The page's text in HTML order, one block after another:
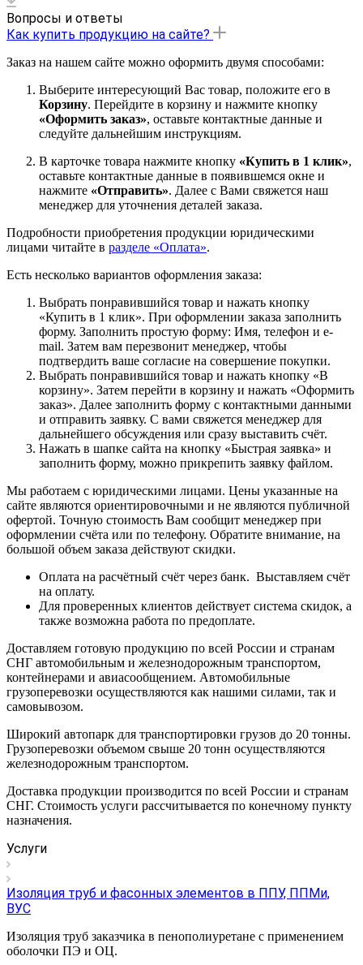
Вопросы и ответы
Как купить продукцию на сайте?
Заказ на нашем сайте можно оформить двумя способами:
Выберите интересующий Вас товар, положите его в
Корзину. Перейдите в корзину и нажмите кнопку
«Оформить заказ», оставьте контактные данные и
следуйте дальнейшим инструкциям.
В карточке товара нажмите кнопку «Купить в 1 клик»,
оставьте контактные данные в появившемся окне и
нажмите «Отправить». Далее с Вами свяжется наш
менеджер для уточнения деталей заказа.
Подробности приобретения продукции юридическими
лицами читайте в разделе «Оплата».
Есть несколько вариантов оформления заказа:
Выбрать понравившийся товар и нажать кнопку
«Купить в 1 клик». При оформлении заказа заполнить
форму. Заполнить простую форму: Имя, телефон и e-
mail. Затем вам перезвонит менеджер, чтобы
подтвердить ваше согласие на совершение покупки.
Выбрать понравившийся товар и нажать кнопку «В
корзину». Затем перейти в корзину и нажать «Оформить
заказ». Далее заполнить форму с контактными данными
и отправить заявку. С вами свяжется менеджер для
дальнейшего обсуждения или сразу выставить счёт.
Нажать в шапке сайта на кнопку «Быстрая заявка» и
заполнить форму, можно прикрепить заявку файлом.
Мы работаем с юридическими лицами. Цены указанные на
сайте являются ориентировочными и не являются публичной
офертой. Точную стоимость Вам сообщит менеджер при
оформлении счёта или по телефону. Обратите внимание, на
большой объем заказа действуют скидки.
Оплата на расчётный счёт через банк. Выставляем счёт
на оплату.
Для проверенных клиентов действует система скидок, а
также возможна работа по предоплате.
Доставляем готовую продукцию по всей России и странам
СНГ автомобильным и железнодорожным транспортом,
контейнерами и авиасообщением. Автомобильные
грузоперевозки осуществляются как нашими силами, так и
самовывозом.
Широкий автопарк для транспортировки грузов до 20 тонны.
Грузоперевозки объемом свыше 20 тонн осуществляются
железнодорожным транспортом.
Доставка продукции производится по всей России и странам
СНГ. Стоимость услуги рассчитывается по конечному пункту
назначения.
Услуги
Изоляция труб и фасонных элементов в ППУ, ППМи,
ВУС
Изоляция труб заказчика в пенополиуретане с применением
оболочки ПЭ и ОЦ.